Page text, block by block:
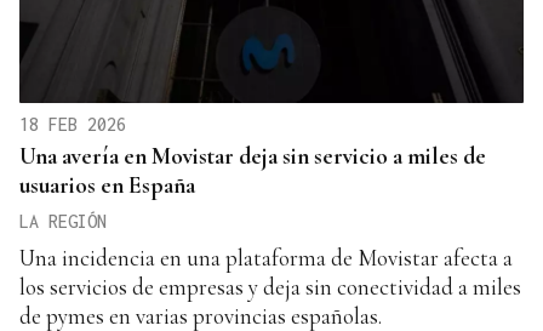
18 FEB 2026
Una avería en Movistar deja sin servicio a miles de
usuarios en España
LA REGIÓN
Una incidencia en una plataforma de Movistar afecta a
los servicios de empresas y deja sin conectividad a miles
de pymes en varias provincias españolas.